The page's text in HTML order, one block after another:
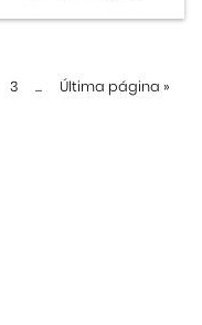
3 ... Última página »